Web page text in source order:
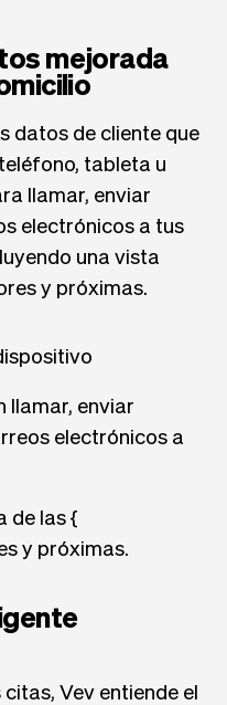
mejorada
datos de cliente que
tableta u
llamar, enviar
electrónicos a tus
una vista
y próximas.
llamar, enviar
electrónicos a
de las {
y próximas.
Vev entiende el